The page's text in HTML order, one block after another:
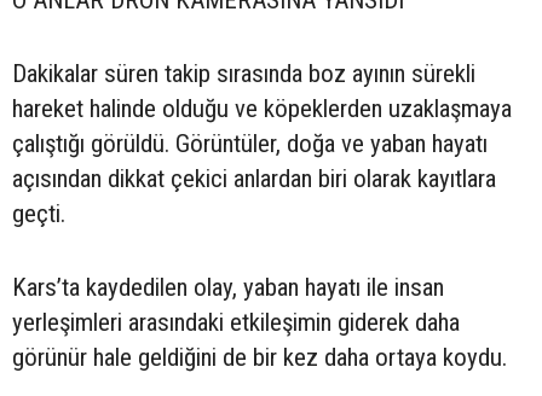
Dakikalar süren takip sırasında boz ayının sürekli
hareket halinde olduğu ve köpeklerden uzaklaşmaya
çalıştığı görüldü. Görüntüler, doğa ve yaban hayatı
açısından dikkat çekici anlardan biri olarak kayıtlara
geçti.
Kars’ta kaydedilen olay, yaban hayatı ile insan
yerleşimleri arasındaki etkileşimin giderek daha
görünür hale geldiğini de bir kez daha ortaya koydu.